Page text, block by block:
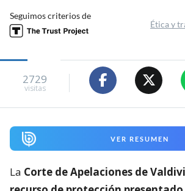
Seguimos criterios de
Ética y
2729
visitas
VER RESUMEN
La Corte de Apelaciones de